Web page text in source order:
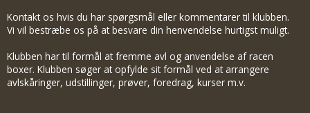
Kontakt os hvis du har spørgsmål eller kommentarer til klubben.
Vi vil bestræbe os på at besvare din henvendelse hurtigst muligt.
Klubben har til formål at fremme avl og anvendelse af racen
boxer. Klubben søger at opfylde sit formål ved at arrangere
avlskåringer, udstillinger, prøver, foredrag, kurser m.v.